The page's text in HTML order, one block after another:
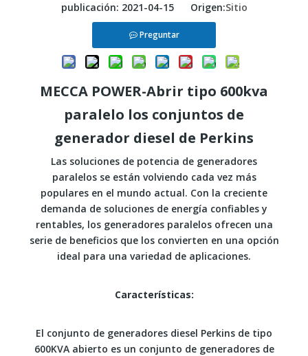
publicación: 2021-04-15 Origen:Sitio
Preguntar
MECCA POWER-Abrir tipo 600kva
paralelo los conjuntos de
generador diesel de Perkins
Las soluciones de potencia de generadores
paralelos se están volviendo cada vez más
populares en el mundo actual. Con la creciente
demanda de soluciones de energía confiables y
rentables, los generadores paralelos ofrecen una
serie de beneficios que los convierten en una opción
ideal para una variedad de aplicaciones.
Características:
El conjunto de generadores diesel Perkins de tipo
600KVA abierto es un conjunto de generadores de